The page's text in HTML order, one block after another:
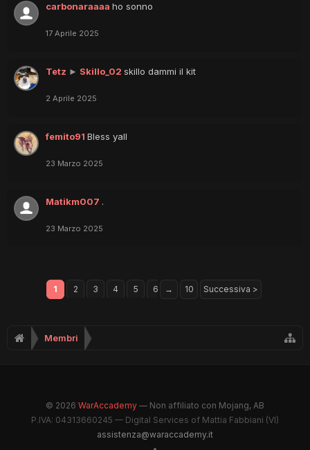
carbonaraaaa ho sonno
17 Aprile 2025
Tetz ► Skillo_02 skillo dammi il kit
2 Aprile 2025
femito91 Bless yall
23 Marzo 2025
Matikm007 .
23 Marzo 2025
1 2 3 4 5 6 → 10 Successiva >
Membri
© 2026 WarAccademy — Non affiliato con Mojang, AB
P.IVA: 04313660245 — Digital Services of Mattia Fabbiani (VI)
assistenza@waraccademy.it